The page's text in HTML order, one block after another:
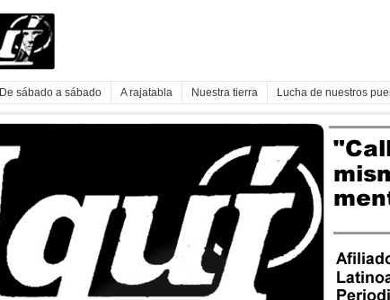
De sábado a sábado A rajatabla Nuestra tierra Lucha de nuestros